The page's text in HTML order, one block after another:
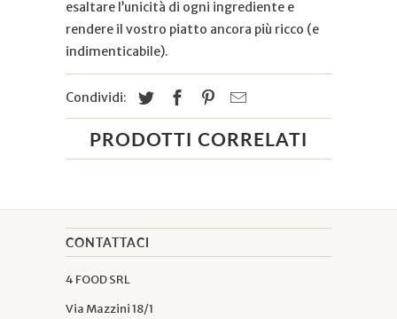
esaltare l’unicità di ogni ingrediente e
rendere il vostro piatto ancora più ricco (e
indimenticabile).
Condividi:
PRODOTTI CORRELATI
CONTATTACI
4 FOOD SRL
Via Mazzini 18/1